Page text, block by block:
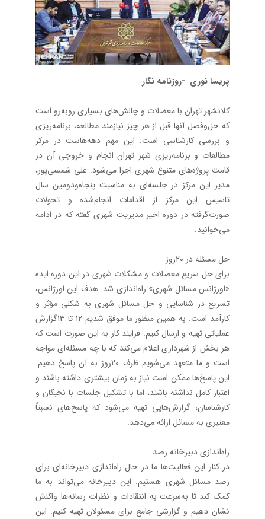
پریسا نوری -روزنامه نگار
کلانشهر تهران با معضلات و چالش‌های بسیاری روبه‌رو است
که حل‌وفصل آنها قبل از هر چیز نیازمند مطالعه، برنامه‌ریزی
و بررسی کارشناسی است. این مهم دهه‌هاست در مرکز
مطالعات و برنامه‌ریزی شهر تهران انجام و خروجی آن در
قامت پروژه‌های متنوع شهری اجرا می‌شود. علی شمسی‌پور،
مدیر این مرکز در جلسه‌ای به مناسبت پنجاه‌ودومین سال
تاسیس این مرکز از اقدامات انجام‌شده و تحولات
صورت‌گرفته در دوره اخیر مدیریت شهری گفته که در ادامه
می‌خوانید.
حل مسئله در 20روز
برای حل سریع معضلات و مشکلات شهری در این دوره ایده
«اورژانس مسائل شهری» راه‌اندازی شد. هدف این اورژانس،
تسریع در شناسایی و حل مسائل شهری به شکلی مؤثر و
کارآمد است. به همین منظور ما موفق شدیم 12 تا 13گزارش
عملیاتی تهیه و ارسال کنیم. فرایند کار به این صورت است که
هر بخش از شهرداری اعلام می‌کند که با چه مسئله‌ای مواجه
است و ما متعهد می‌شویم ظرف 20روز به آن پاسخ دهیم.
این پاسخ‌ها ممکن است نیاز به زمان بیشتری داشته باشند و
اعتبار کامل نداشته باشند، اما با تشکیل جلسات با نخبگان و
کارشناسان، گزارش‌هایی تهیه می‌شود که پاسخ‌های نسبتاً
معتبری به مسائل ارائه می‌دهد.
راه‌اندازی دبیرخانه رصد
در کنار این فعالیت‌ها ما در حال راه‌اندازی دبیرخانه‌ای برای
رصد مسائل شهری هستیم. این دبیرخانه می‌تواند به ما
کمک کند تا به‌سرعت به انتقادات و نظرات رسانه‌ها واکنش
نشان دهیم و گزارشی جامع برای مسئولان تهیه کنیم. این